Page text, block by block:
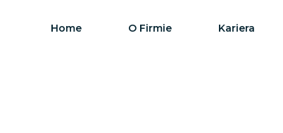
Home O Firmie Kariera